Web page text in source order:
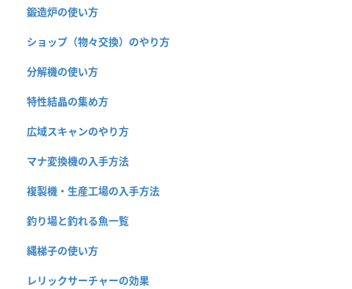
鍛造炉の使い方
ショップ（物々交換）のやり方
分解機の使い方
特性結晶の集め方
広域スキャンのやり方
マナ変換機の入手方法
複製機・生産工場の入手方法
釣り場と釣れる魚一覧
縄梯子の使い方
レリックサーチャーの効果